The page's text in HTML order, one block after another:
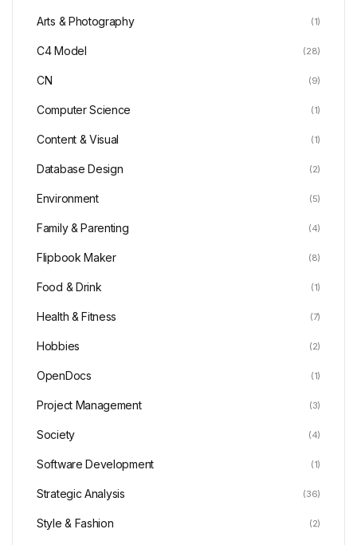
Arts & Photography (1)
C4 Model (28)
CN (9)
Computer Science (1)
Content & Visual (1)
Database Design (2)
Environment (5)
Family & Parenting (4)
Flipbook Maker (8)
Food & Drink (1)
Health & Fitness (7)
Hobbies (2)
OpenDocs (1)
Project Management (3)
Society (4)
Software Development (1)
Strategic Analysis (36)
Style & Fashion (2)